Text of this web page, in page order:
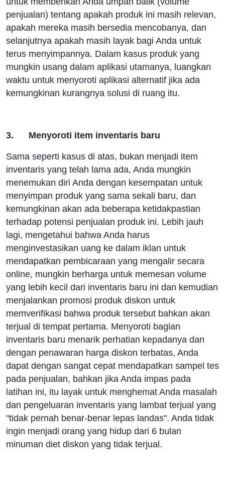
penjualan) tentang apakah produk ini masih relevan,
apakah mereka masih bersedia mencobanya, dan
selanjutnya apakah masih layak bagi Anda untuk
terus menyimpannya. Dalam kasus produk yang
mungkin usang dalam aplikasi utamanya, luangkan
waktu untuk menyoroti aplikasi alternatif jika ada
kemungkinan kurangnya solusi di ruang itu.
3. Menyoroti item inventaris baru
Sama seperti kasus di atas, bukan menjadi item
inventaris yang telah lama ada, Anda mungkin
menemukan diri Anda dengan kesempatan untuk
menyimpan produk yang sama sekali baru, dan
kemungkinan akan ada beberapa ketidakpastian
terhadap potensi penjualan produk ini. Lebih jauh
lagi, mengetahui bahwa Anda harus
menginvestasikan uang ke dalam iklan untuk
mendapatkan pembicaraan yang mengalir secara
online, mungkin berharga untuk memesan volume
yang lebih kecil dari inventaris baru ini dan kemudian
menjalankan promosi produk diskon untuk
memverifikasi bahwa produk tersebut bahkan akan
terjual di tempat pertama. Menyoroti bagian
inventaris baru menarik perhatian kepadanya dan
dengan penawaran harga diskon terbatas, Anda
dapat dengan sangat cepat mendapatkan sampel tes
pada penjualan, bahkan jika Anda impas pada
latihan ini, itu layak untuk menghemat Anda masalah
dan pengeluaran inventaris yang lambat terjual yang
"tidak pernah benar-benar lepas landas". Anda tidak
ingin menjadi orang yang hidup dari 6 bulan
minuman diet diskon yang tidak terjual.